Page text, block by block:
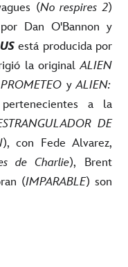
(No respires 2)
Dan O'Bannon y
está producida por
la originalALIEN
PROMETEO yALIEN:
a la
DE
), con Fede Alvarez,
de Charlie), Brent
(IMPARABLE) son